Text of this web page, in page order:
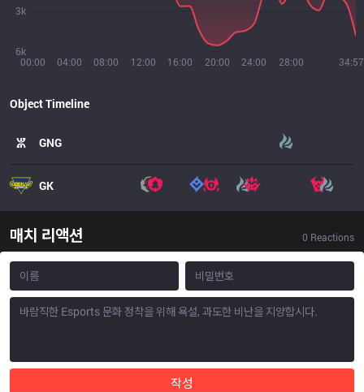
00:00 04:00 08:00 12:00 16:00 20:00 24:00 28:00 34:57
6k
3k
Object Timeline
GNG
GK
매치 리액션 0 Reactions
작성